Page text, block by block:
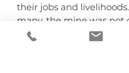
their jobs and
many, the mine was not
workplace but also a